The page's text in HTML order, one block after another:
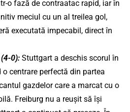
o fază de contraatac rapid, iar în
meciul cu un al treilea gol,
executată impecabil, direct în
0): Stuttgart a deschis scorul în
centrare perfectă din partea
gazdelor care a marcat cu o
Freiburg nu a reușit să își